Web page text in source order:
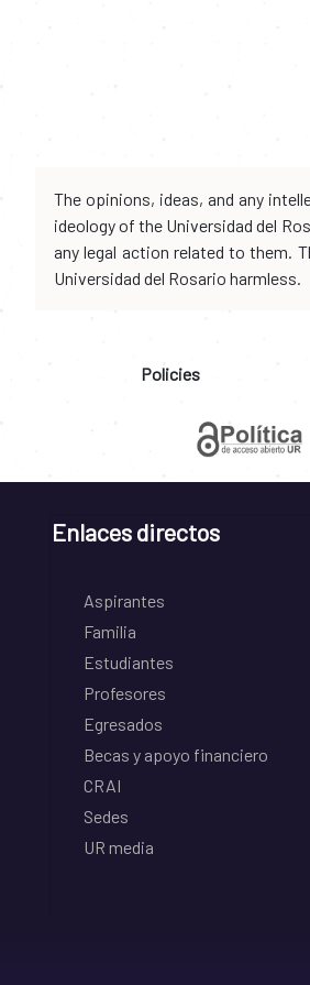
The opinions, ideas, and any
ideology of the Universidad del
any legal action related to them.
Universidad del Rosario harmless.
Policies
Enlaces directos
Aspirantes
Familia
Estudiantes
Profesores
Egresados
Becas y apoyo financiero
CRAI
Sedes
UR media